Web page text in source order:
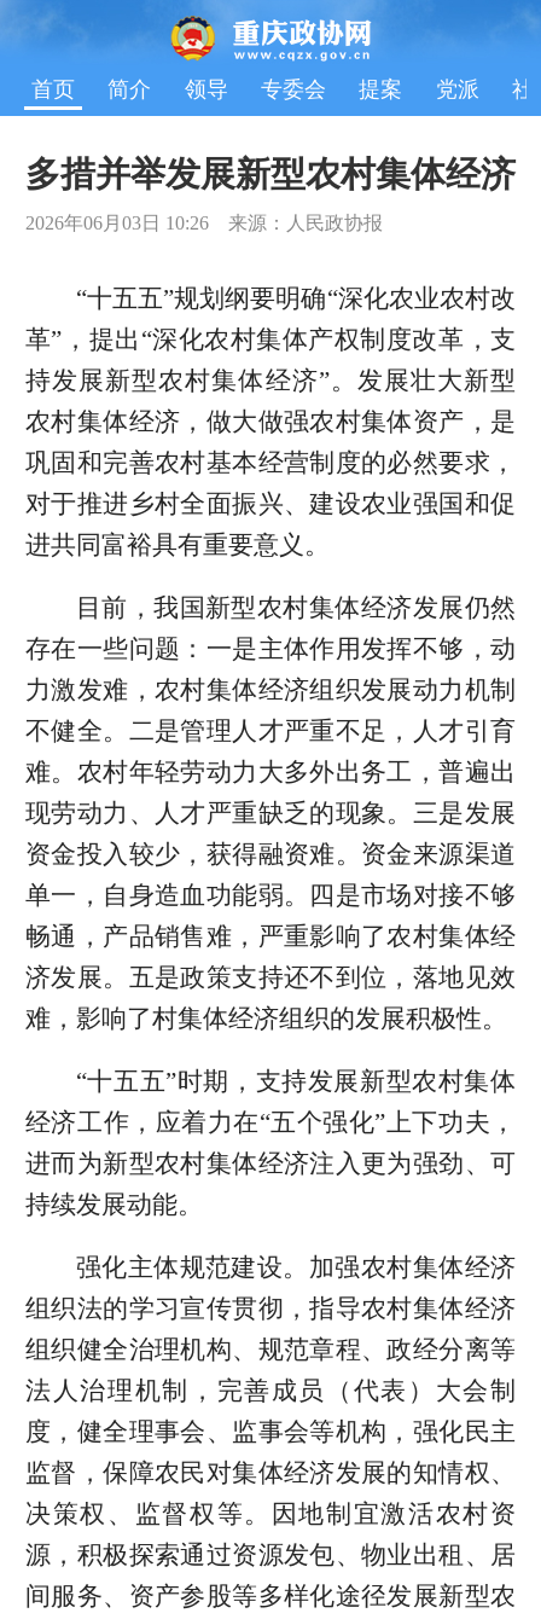
首页 简介 领导 专委会 提案 党派 社
多措并举发展新型农村集体经济
2026年06月03日 10:26 来源：人民政协报
“十五五”规划纲要明确“深化农业农村改
革”，提出“深化农村集体产权制度改革，支
持发展新型农村集体经济”。发展壮大新型
农村集体经济，做大做强农村集体资产，是
巩固和完善农村基本经营制度的必然要求，
对于推进乡村全面振兴、建设农业强国和促
进共同富裕具有重要意义。
目前，我国新型农村集体经济发展仍然
存在一些问题：一是主体作用发挥不够，动
力激发难，农村集体经济组织发展动力机制
不健全。二是管理人才严重不足，人才引育
难。农村年轻劳动力大多外出务工，普遍出
现劳动力、人才严重缺乏的现象。三是发展
资金投入较少，获得融资难。资金来源渠道
单一，自身造血功能弱。四是市场对接不够
畅通，产品销售难，严重影响了农村集体经
济发展。五是政策支持还不到位，落地见效
难，影响了村集体经济组织的发展积极性。
“十五五”时期，支持发展新型农村集体
经济工作，应着力在“五个强化”上下功夫，
进而为新型农村集体经济注入更为强劲、可
持续发展动能。
强化主体规范建设。加强农村集体经济
组织法的学习宣传贯彻，指导农村集体经济
组织健全治理机构、规范章程、政经分离等
法人治理机制，完善成员（代表）大会制
度，健全理事会、监事会等机构，强化民主
监督，保障农民对集体经济发展的知情权、
决策权、监督权等。因地制宜激活农村资
源，积极探索通过资源发包、物业出租、居
间服务、资产参股等多样化途径发展新型农